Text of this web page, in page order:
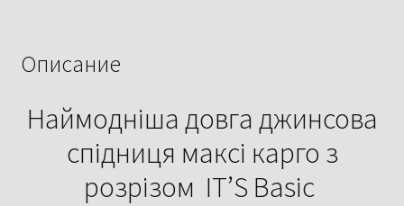
з
Basic
Описание
Наймодніша довга джинсова
спідниця максі карго з
розрізом ITʼS Basic